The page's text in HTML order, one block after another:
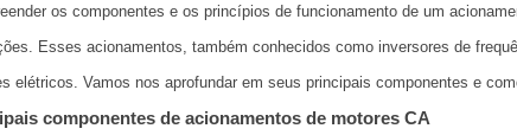
os componentes e os princípios de funcionamento de um
Esses acionamentos, também conhecidos como inversores de
elétricos. Vamos nos aprofundar em seus principais componentes e
componentes de acionamentos de motores CA